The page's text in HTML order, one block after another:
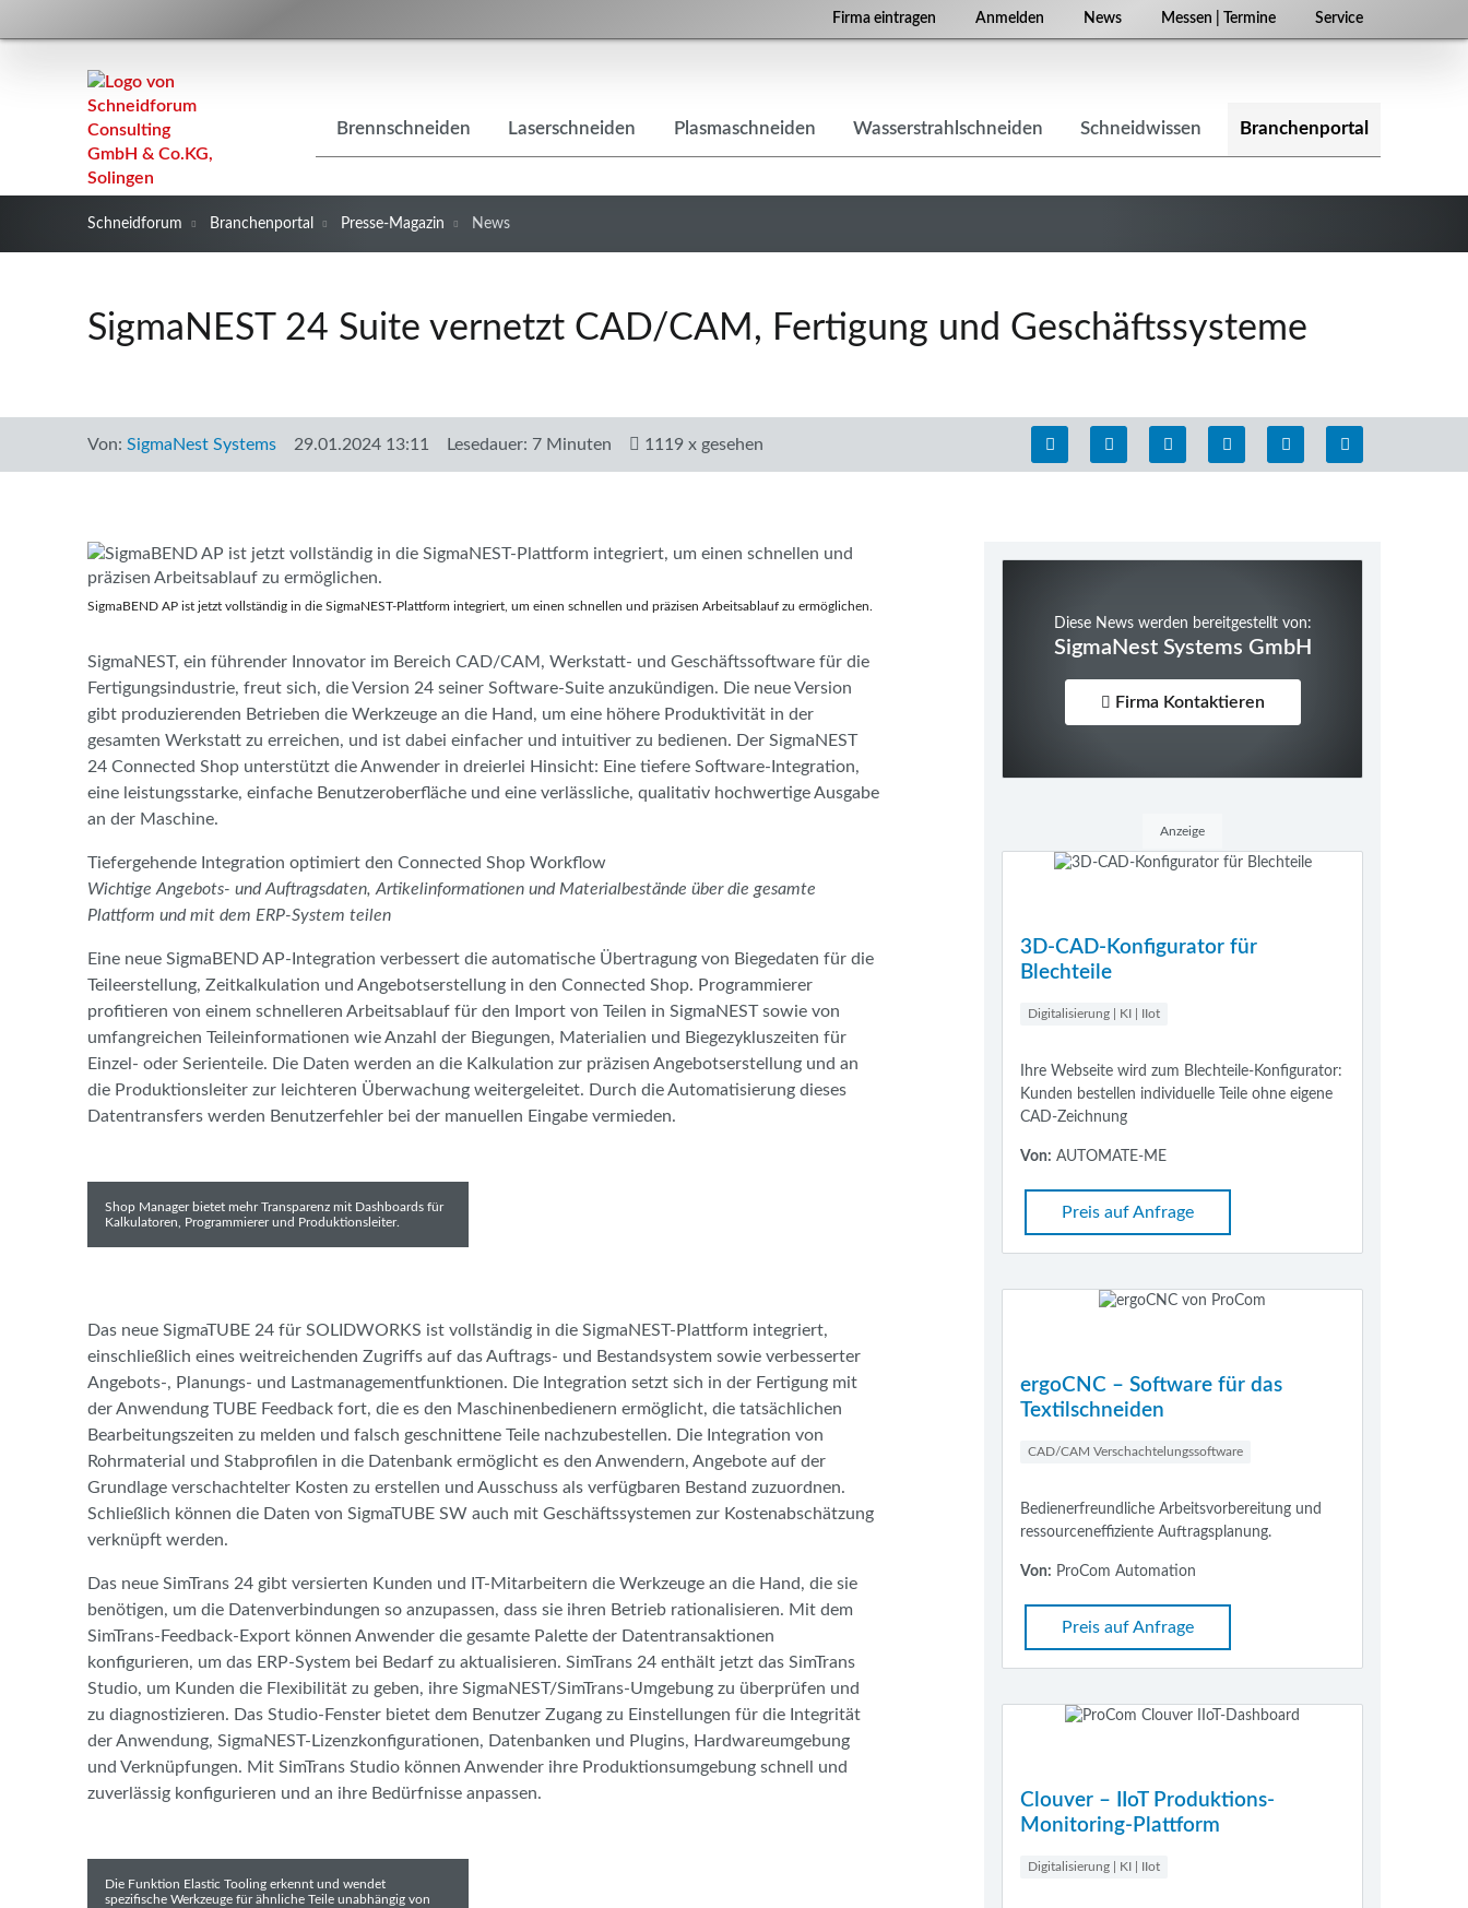
Firma eintragen Anmelden News Messen | Termine Service
überspringen
Brennschneiden Laserschneiden Plasmaschneiden Wasserstrahlschneiden Schneidwissen Branchenportal
Schneidforum Branchenportal Presse-Magazin News
SigmaNEST 24 Suite vernetzt CAD/CAM, Fertigung und Geschäftssysteme
Von: SigmaNest Systems 29.01.2024 13:11 Lesedauer: 7 Minuten 1119 x gesehen
SigmaBEND AP ist jetzt vollständig in die SigmaNEST-Plattform integriert, um einen schnellen und präzisen Arbeitsablauf zu ermöglichen.
SigmaNEST, ein führender Innovator im Bereich CAD/CAM, Werkstatt- und Geschäftssoftware für die
Fertigungsindustrie, freut sich, die Version 24 seiner Software-Suite anzukündigen. Die neue Version
gibt produzierenden Betrieben die Werkzeuge an die Hand, um eine höhere Produktivität in der
gesamten Werkstatt zu erreichen, und ist dabei einfacher und intuitiver zu bedienen. Der SigmaNEST
24 Connected Shop unterstützt die Anwender in dreierlei Hinsicht: Eine tiefere Software-Integration,
eine leistungsstarke, einfache Benutzeroberfläche und eine verlässliche, qualitativ hochwertige Ausgabe
an der Maschine.
Tiefergehende Integration optimiert den Connected Shop Workflow
Wichtige Angebots- und Auftragsdaten, Artikelinformationen und Materialbestände über die gesamte
Plattform und mit dem ERP-System teilen
Eine neue SigmaBEND AP-Integration verbessert die automatische Übertragung von Biegedaten für die
Teileerstellung, Zeitkalkulation und Angebotserstellung in den Connected Shop. Programmierer
profitieren von einem schnelleren Arbeitsablauf für den Import von Teilen in SigmaNEST sowie von
umfangreichen Teileinformationen wie Anzahl der Biegungen, Materialien und Biegezykluszeiten für
Einzel- oder Serienteile. Die Daten werden an die Kalkulation zur präzisen Angebotserstellung und an
die Produktionsleiter zur leichteren Überwachung weitergeleitet. Durch die Automatisierung dieses
Datentransfers werden Benutzerfehler bei der manuellen Eingabe vermieden.
Shop Manager bietet mehr Transparenz mit Dashboards für
Kalkulatoren, Programmierer und Produktionsleiter.
Das neue SigmaTUBE 24 für SOLIDWORKS ist vollständig in die SigmaNEST-Plattform integriert,
einschließlich eines weitreichenden Zugriffs auf das Auftrags- und Bestandsystem sowie verbesserter
Angebots-, Planungs- und Lastmanagementfunktionen. Die Integration setzt sich in der Fertigung mit
der Anwendung TUBE Feedback fort, die es den Maschinenbedienern ermöglicht, die tatsächlichen
Bearbeitungszeiten zu melden und falsch geschnittene Teile nachzubestellen. Die Integration von
Rohrmaterial und Stabprofilen in die Datenbank ermöglicht es den Anwendern, Angebote auf der
Grundlage verschachtelter Kosten zu erstellen und Ausschuss als verfügbaren Bestand zuzuordnen.
Schließlich können die Daten von SigmaTUBE SW auch mit Geschäftssystemen zur Kostenabschätzung
verknüpft werden.
Das neue SimTrans 24 gibt versierten Kunden und IT-Mitarbeitern die Werkzeuge an die Hand, die sie
benötigen, um die Datenverbindungen so anzupassen, dass sie ihren Betrieb rationalisieren. Mit dem
SimTrans-Feedback-Export können Anwender die gesamte Palette der Datentransaktionen
konfigurieren, um das ERP-System bei Bedarf zu aktualisieren. SimTrans 24 enthält jetzt das SimTrans
Studio, um Kunden die Flexibilität zu geben, ihre SigmaNEST/SimTrans-Umgebung zu überprüfen und
zu diagnostizieren. Das Studio-Fenster bietet dem Benutzer Zugang zu Einstellungen für die Integrität
der Anwendung, SigmaNEST-Lizenzkonfigurationen, Datenbanken und Plugins, Hardwareumgebung
und Verknüpfungen. Mit SimTrans Studio können Anwender ihre Produktionsumgebung schnell und
zuverlässig konfigurieren und an ihre Bedürfnisse anpassen.
Die Funktion Elastic Tooling erkennt und wendet
spezifische Werkzeuge für ähnliche Teile unabhängig von
Diese News werden bereitgestellt von:
SigmaNest Systems GmbH
Firma Kontaktieren
Anzeige
3D-CAD-Konfigurator für
Blechteile
Digitalisierung | KI | IIot
Ihre Webseite wird zum Blechteile-Konfigurator:
Kunden bestellen individuelle Teile ohne eigene
CAD-Zeichnung
Von: AUTOMATE-ME
Preis auf Anfrage
ergoCNC – Software für das
Textilschneiden
CAD/CAM Verschachtelungssoftware
Bedienerfreundliche Arbeitsvorbereitung und
ressourceneffiziente Auftragsplanung.
Von: ProCom Automation
Preis auf Anfrage
Clouver – IIoT Produktions-
Monitoring-Plattform
Digitalisierung | KI | IIot